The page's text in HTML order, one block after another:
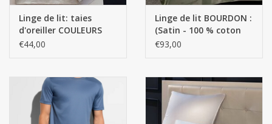
Linge de lit: taies
d'oreiller COULEURS
SOLIDES SUR MESURE /
€44,00
Linge de lit BOURDON :
(Satin - 100 % coton
égyptien GIZA - Fils
€93,00